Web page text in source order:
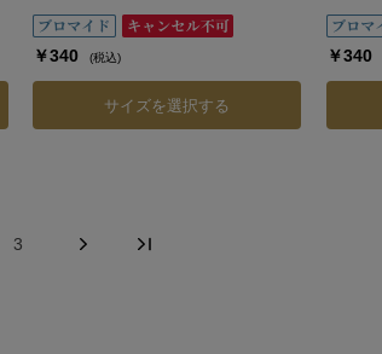
￥340 (税込)
サイズを選択する
￥340
3